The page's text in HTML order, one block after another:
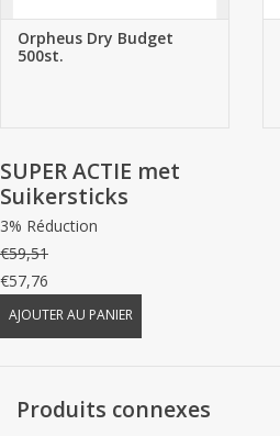
Orpheus Dry Budget
500st.
SUPER ACTIE met
Suikersticks
3% Réduction
€59,51
€57,76
AJOUTER AU PANIER
Produits connexes